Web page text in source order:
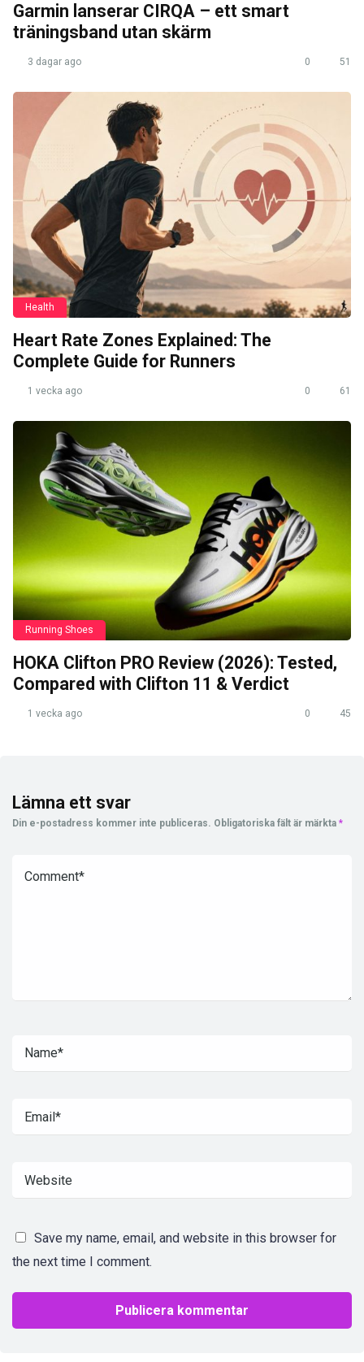
Garmin lanserar CIRQA – ett smart
träningsband utan skärm
3 dagar ago 0 51
Health
Heart Rate Zones Explained: The
Complete Guide for Runners
1 vecka ago 0 61
Running Shoes
HOKA Clifton PRO Review (2026): Tested,
Compared with Clifton 11 & Verdict
1 vecka ago 0 45
Lämna ett svar
Din e-postadress kommer inte publiceras. Obligatoriska fält är märkta *
Save my name, email, and website in this browser for
the next time I comment.